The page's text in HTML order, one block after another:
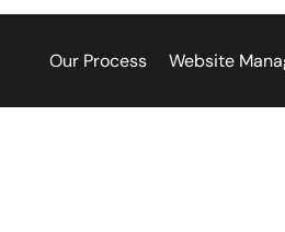
Our Process Website